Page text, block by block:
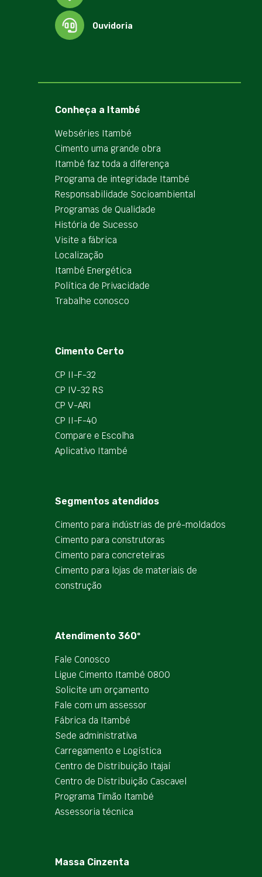
Ouvidoria
Conheça a Itambé
Webséries Itambé
Cimento uma grande obra
Itambé faz toda a diferença
Programa de integridade Itambé
Responsabilidade Socioambiental
Programas de Qualidade
História de Sucesso
Visite a fábrica
Localização
Itambé Energética
Política de Privacidade
Trabalhe conosco
Cimento Certo
CP II-F-32
CP IV-32 RS
CP V-ARI
CP II-F-40
Compare e Escolha
Aplicativo Itambé
Segmentos atendidos
Cimento para indústrias de pré-moldados
Cimento para construtoras
Cimento para concreteiras
Cimento para lojas de materiais de
construção
Atendimento 360º
Fale Conosco
Ligue Cimento Itambé 0800
Solicite um orçamento
Fale com um assessor
Fábrica da Itambé
Sede administrativa
Carregamento e Logística
Centro de Distribuição Itajaí
Centro de Distribuição Cascavel
Programa Timão Itambé
Assessoria técnica
Massa Cinzenta